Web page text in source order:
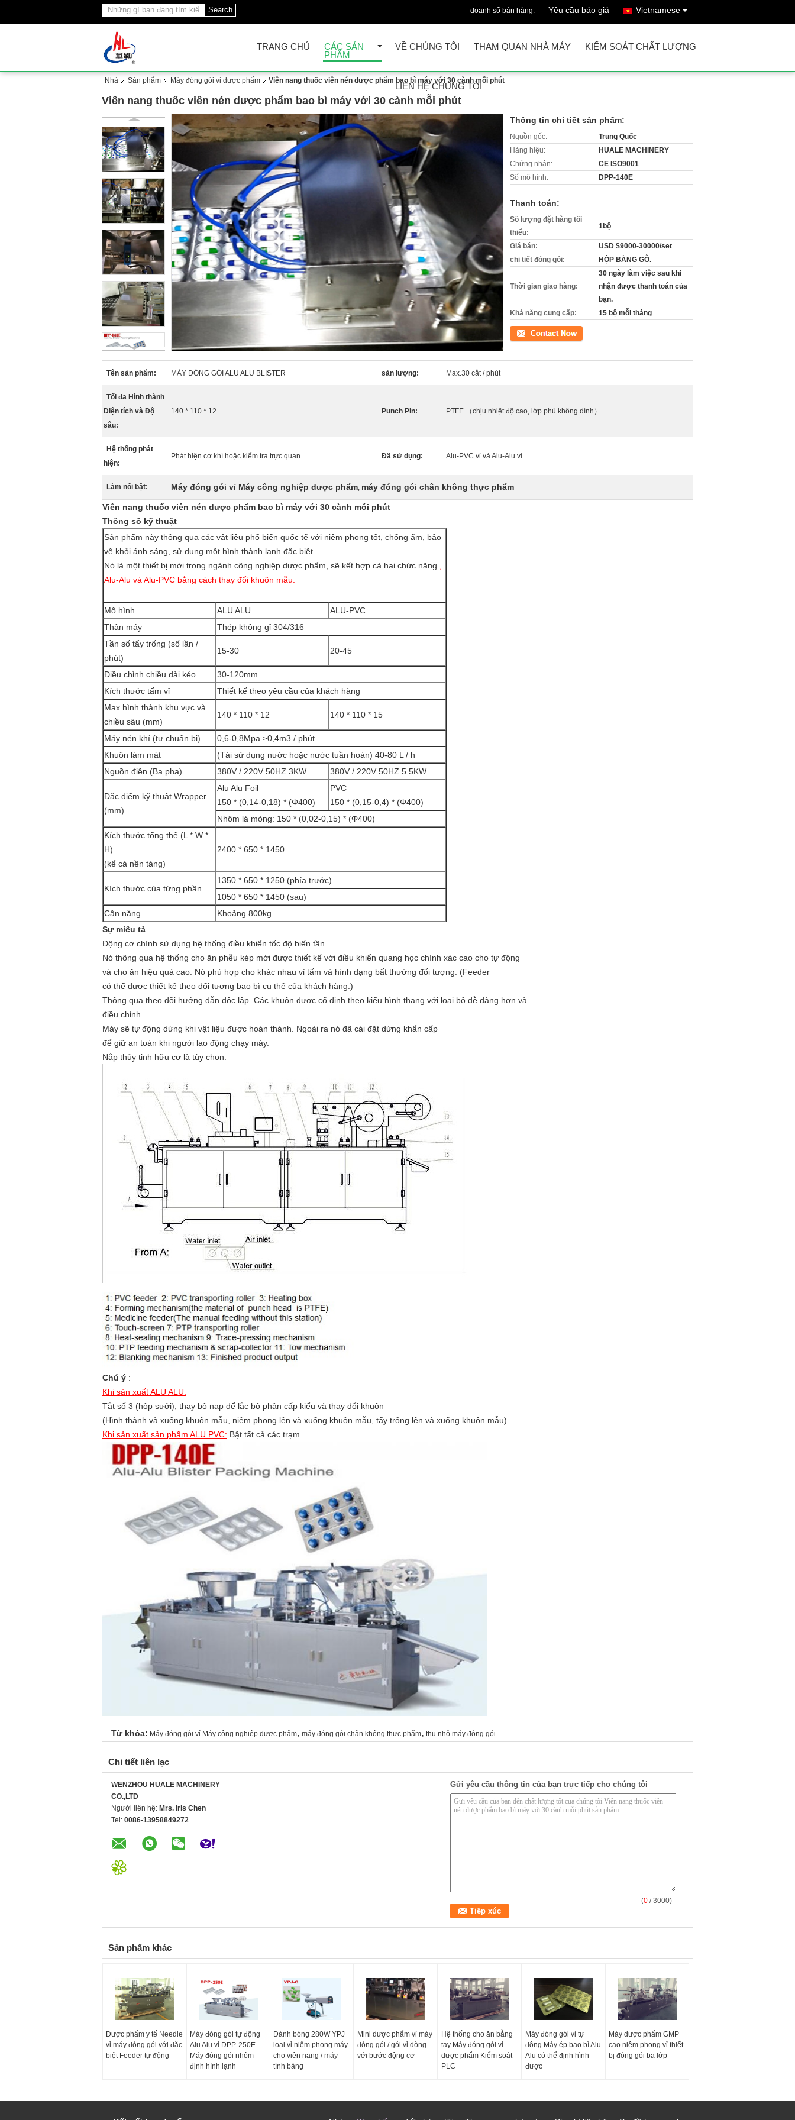
Search doanh số bán hàng: Yêu cầu báo giá Vietnamese
TRANG CHỦ
CÁC SẢN
PHẨM
VỀ CHÚNG TÔI THAM QUAN NHÀ MÁY KIỂM SOÁT CHẤT LƯỢNG
LIÊN HỆ CHÚNG TÔI
Nhà Sản phẩm Máy đóng gói vỉ dược phẩm Viên nang thuốc viên nén dược phẩm bao bì máy với 30 cành mỗi phút
Viên nang thuốc viên nén dược phẩm bao bì máy với 30 cành mỗi phút
Thông tin chi tiết sản phẩm:
Nguồn gốc:
Trung Quốc
Hàng hiệu:
HUALE MACHINERY
Chứng nhận:
CE ISO9001
Số mô hình:
DPP-140E
Thanh toán:
Số lượng đặt hàng tối
thiểu:
1bộ
Giá bán:
USD $9000-30000/set
chi tiết đóng gói:
HỘP BẰNG GỖ.
Thời gian giao hàng:
30 ngày làm việc sau khi
nhận được thanh toán của
bạn.
Khả năng cung cấp:
15 bộ mỗi tháng
Tiếp xúc
Tên sản phẩm: MÁY ĐÓNG GÓI ALU ALU BLISTER sản lượng: Max.30 cắt / phút
Tối đa Hình thành
Diện tích và Độ
sâu:
140 * 110 * 12 Punch Pin: PTFE （chịu nhiệt độ cao, lớp phủ không dính）
Hệ thống phát
hiện:
Phát hiện cơ khí hoặc kiểm tra trực quan Đã sử dụng: Alu-PVC vỉ và Alu-Alu vỉ
Làm nổi bật: Máy đóng gói vỉ Máy công nghiệp dược phẩm, máy đóng gói chân không thực phẩm
Viên nang thuốc viên nén dược phẩm bao bì máy với 30 cành mỗi phút
Thông số kỹ thuật
Sản phẩm này thông qua các vật liệu phổ biến quốc tế với niêm phong tốt, chống ẩm, bảo
vệ khỏi ánh sáng, sử dụng một hình thành lạnh đặc biệt.
Nó là một thiết bị mới trong ngành công nghiệp dược phẩm, sẽ kết hợp cả hai chức năng
Alu-Alu và Alu-PVC bằng cách thay đổi khuôn mẫu.
Mô hình ALU ALU
ALU-PVC
Thân máy
Thép không gỉ 304/316
Tần số tẩy trống (số lần /
phút)
15-30 20-45
Điều chỉnh chiều dài kéo
30-120mm
Kích thước tấm vỉ
Thiết kế theo yêu cầu của khách hàng
Max hình thành khu vực và
chiều sâu (mm)
140 * 110 * 12 140 * 110 * 15
Máy nén khí (tự chuẩn bị)
0,6-0,8Mpa ≥0,4m3 / phút
Khuôn làm mát
(Tái sử dụng nước hoặc nước tuần hoàn) 40-80 L / h
Nguồn điện (Ba pha)
380V / 220V 50HZ 3KW 380V / 220V 50HZ 5.5KW
Đặc điểm kỹ thuật Wrapper
(mm)
Alu Alu Foil
150 * (0,14-0,18) * (Φ400)
PVC
150 * (0,15-0,4) * (Φ400)
Nhôm lá mỏng: 150 * (0,02-0,15) * (Φ400)
Kích thước tổng thể (L * W *
H)
(kể cả nền tảng)
2400 * 650 * 1450
Kích thước của từng phần
1350 * 650 * 1250 (phía trước)
1050 * 650 * 1450 (sau)
Cân nặng
Khoảng 800kg
Sự miêu tả
Động cơ chính sử dụng hệ thống điều khiển tốc độ biến tần.
Nó thông qua hệ thống cho ăn phễu kép mới được thiết kế với điều khiển quang học chính xác cao cho tự động
và cho ăn hiệu quả cao. Nó phù hợp cho khác nhau vỉ tấm và hình dạng bất thường đối tượng. (Feeder
có thể được thiết kế theo đối tượng bao bì cụ thể của khách hàng.)
Thông qua theo dõi hướng dẫn độc lập. Các khuôn được cố định theo kiểu hình thang với loại bỏ dễ dàng hơn và
điều chỉnh.
Máy sẽ tự động dừng khi vật liệu được hoàn thành. Ngoài ra nó đã cài đặt dừng khẩn cấp
để giữ an toàn khi người lao động chạy máy.
Nắp thủy tinh hữu cơ là tùy chọn.
Chú ý :
Khi sản xuất ALU ALU:
Tắt số 3 (hộp sưởi), thay bộ nạp để lắc bộ phận cấp kiểu và thay đổi khuôn
(Hình thành và xuống khuôn mẫu, niêm phong lên và xuống khuôn mẫu, tẩy trống lên và xuống khuôn mẫu)
Khi sản xuất sản phẩm ALU PVC: Bật tất cả các trạm.
Từ khóa: Máy đóng gói vỉ Máy công nghiệp dược phẩm, máy đóng gói chân không thực phẩm, thu nhỏ máy đóng gói
Chi tiết liên lạc
WENZHOU HUALE MACHINERY
CO.,LTD
Người liên hệ: Mrs. Iris Chen
Tel: 0086-13958849272
Gửi yêu cầu thông tin của bạn trực tiếp cho chúng tôi
(0 / 3000)
Sản phẩm khác
Dược phẩm y tế Needle
vỉ máy đóng gói với đặc
biệt Feeder tự động
Máy đóng gói tự động
Alu Alu vỉ DPP-250E
Máy đóng gói nhôm
định hình lạnh
Đánh bóng 280W YPJ
loại vỉ niêm phong máy
cho viên nang / máy
tính bảng
Mini dược phẩm vỉ máy
đóng gói / gói vỉ dòng
với bước động cơ
Hệ thống cho ăn bằng
tay Máy đóng gói vỉ
dược phẩm Kiểm soát
PLC
Máy đóng gói vỉ tự
động Máy ép bao bì Alu
Alu có thể định hình
được
Máy dược phẩm GMP
cao niêm phong vỉ thiết
bị đóng gói ba lớp